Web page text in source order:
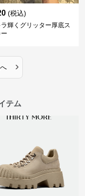
(税込)
輝くグリッター厚底ス
›
テム